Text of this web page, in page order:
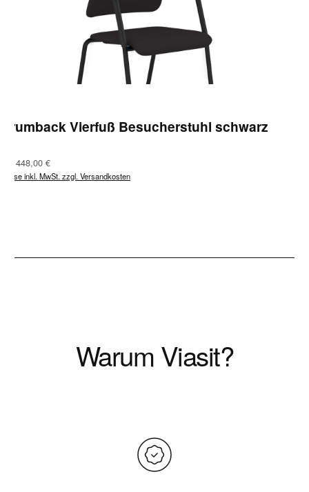
Drumback Vierfuß Besucherstuhl schwarz
Regulärer Preis:
448,00 €
Preise inkl. MwSt. zzgl. Versandkosten
Warum Viasit?